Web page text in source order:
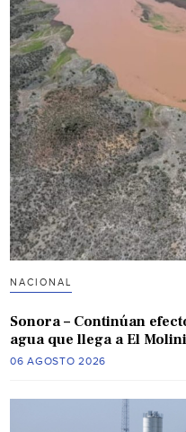
NACIONAL
Sonora – Continúan
agua que llega a El
06 AGOSTO 2026